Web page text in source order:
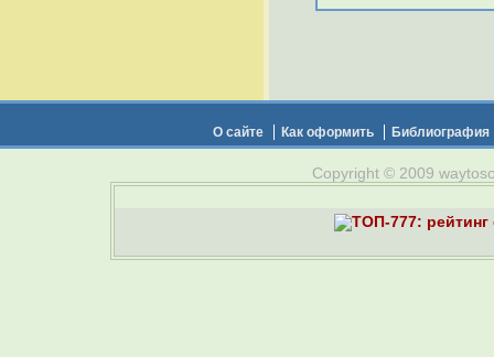
О сайте Как оформить Библиография
Copyright © 2009